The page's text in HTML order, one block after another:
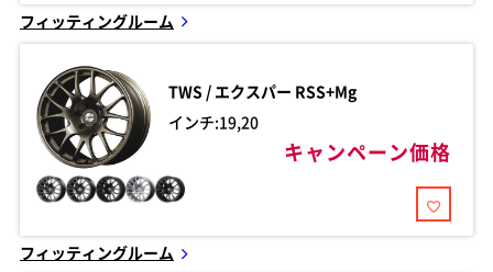
フィッティングルーム
TWS / エクスパー RSS+Mg
インチ:19,20
キャンペーン価格
フィッティングルーム